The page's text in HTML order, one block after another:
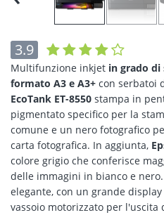
3.9
Multifunzione inkjet in grado
formato A3 e A3+ con serbatoi
EcoTank ET-8550 stampa in
pigmentato specifico per la
comune e un nero fotografico
carta fotografica. In aggiunta,
colore grigio che conferisce
delle immagini in bianco e
elegante, con un grande
vassoio motorizzato per